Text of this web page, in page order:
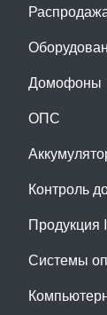
Домофоны
ОПС
Контроль
Продукция
Системы